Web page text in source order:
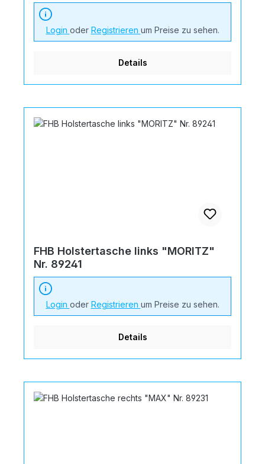
Login oder Registrieren um Preise zu sehen.
Details
FHB Holstertasche links "MORITZ"
Nr. 89241
Login oder Registrieren um Preise zu sehen.
Details